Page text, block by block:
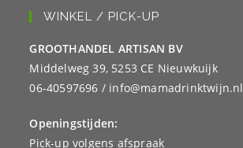
WINKEL / PICK-UP
GROOTHANDEL ARTISAN BV
Middelweg 39, 5253 CE Nieuwkuijk
06-40597696 / info@mamadrinktwijn.nl
Openingstijden:
Pick-up volgens afspraak